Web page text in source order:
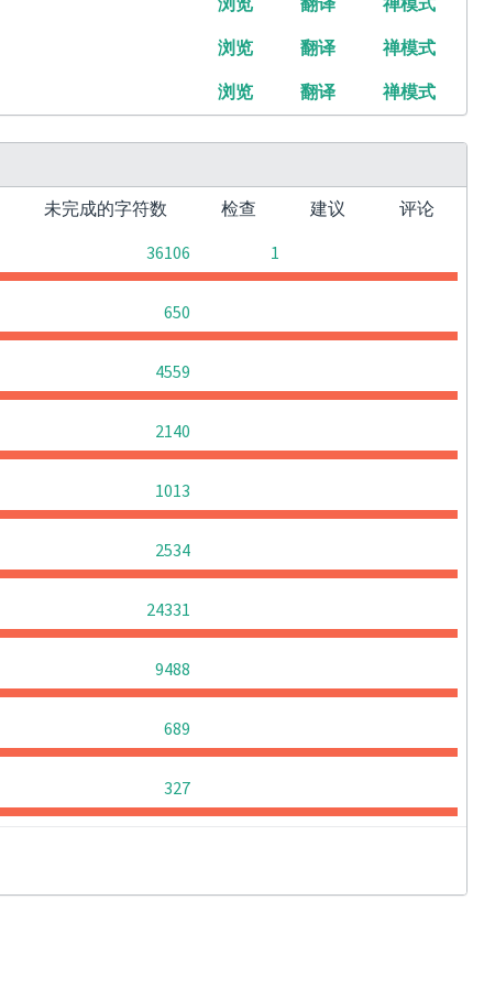
浏览 翻译
禅模式
浏览 翻译 禅模式
未完成的字符数 检查 建议
评论
36106 1
650
4559
2140
1013
2534
24331
9488
689
327